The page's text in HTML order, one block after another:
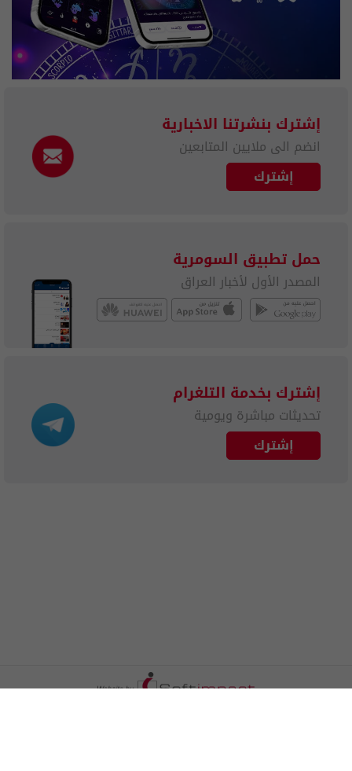
إشترك بنشرتنا الاخبارية
انضم الى ملايين المتابعين
إشترك
حمل تطبيق السومرية
المصدر الأول لأخبار العراق
إشترك بخدمة التلغرام
تحديثات مباشرة ويومية
إشترك